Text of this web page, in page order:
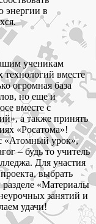
энергии в
ученикам
вместе
огромная база
но еще и
вместе с
а также принять
«Росатома»!
«Атомный урок»,
– будь то учитель
Для участия
выбрать
«Материалы
занятий и
удачи!